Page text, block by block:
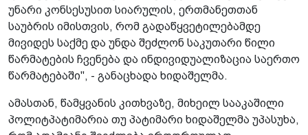
უნარი კონსესუსით სიარულის, ერთმანეთთან
საუბრის იმისთვის, რომ გადაწყვეტილებამდე
მივიდეს საქმე და უნდა შეძლონ საკუთარი წილი
წარმატების ჩვენება და ინდივიდუალიზაცია საერთო
წარმატებაში", - განაცხადა ხიდაშელმა.
ამასთან, წამყვანის კითხვაზე, მიხეილ სააკაშილი
პოლიტპატიმარია თუ პატიმარი ხიდაშელმა უპასუხა,